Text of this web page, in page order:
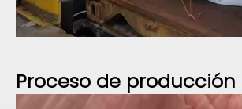
Proceso de producción